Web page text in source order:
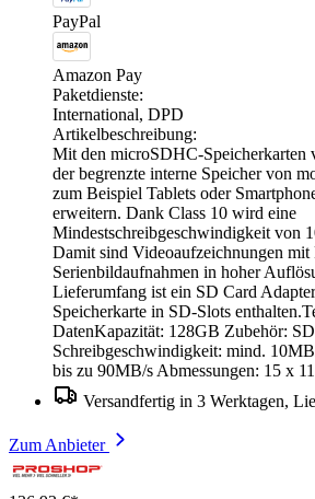
PayPal
Amazon Pay
Paketdienste:
International, DPD
Artikelbeschreibung:
Mit den microSDHC-Speicherkarten
der begrenzte interne Speicher von
zum Beispiel Tablets oder
erweitern. Dank Class 10 wird eine
Mindestschreibgeschwindigkeit von
Damit sind Videoaufzeichnungen
Serienbildaufnahmen in hoher
Lieferumfang ist ein SD Card
Speicherkarte in SD-Slots
DatenKapazität: 128GB Zubehör:
Schreibgeschwindigkeit: mind.
bis zu 90MB/s Abmessungen: 15 x
Versandfertig in 3 Werktagen,
Zum Anbieter